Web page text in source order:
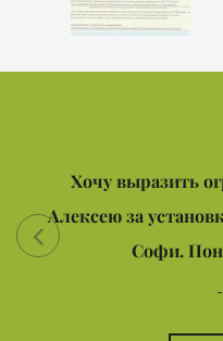
Хочу выразить
Алексею за
Софи.